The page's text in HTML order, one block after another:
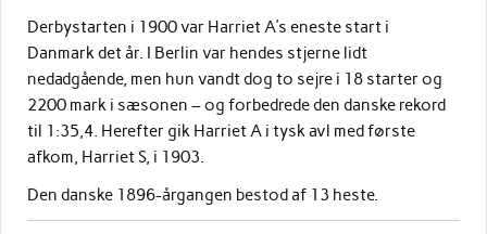
Derbystarten i 1900 var Harriet A’s eneste start i
Danmark det år. I Berlin var hendes stjerne lidt
nedadgående, men hun vandt dog to sejre i 18 starter og
2200 mark i sæsonen – og forbedrede den danske rekord
til 1:35,4. Herefter gik Harriet A i tysk avl med første
afkom, Harriet S, i 1903.
Den danske 1896-årgangen bestod af 13 heste.